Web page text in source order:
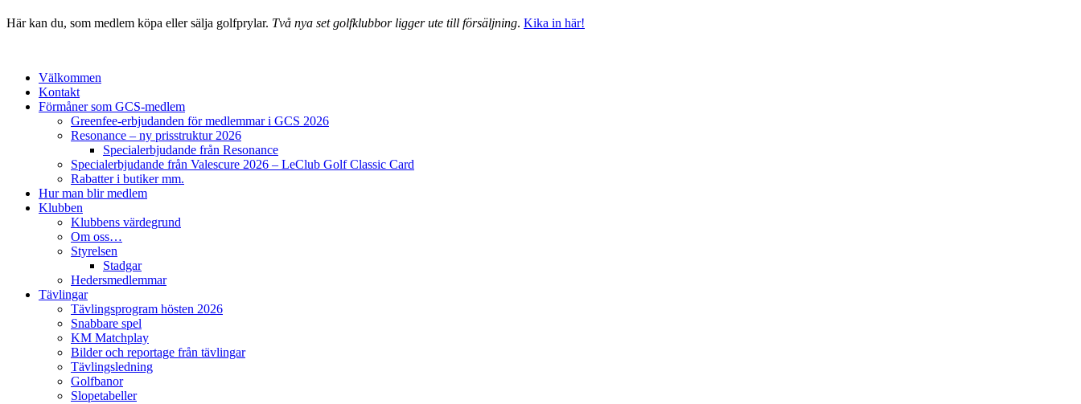
Här kan du, som medlem köpa eller sälja golfprylar. Två nya set golfklubbor ligger ute till försäljning. Kika in här!
Välkommen
Kontakt
Förmåner som GCS-medlem
Greenfee-erbjudanden för medlemmar i GCS 2026
Resonance – ny prisstruktur 2026
Specialerbjudande från Resonance
Specialerbjudande från Valescure 2026 – LeClub Golf Classic Card
Rabatter i butiker mm.
Hur man blir medlem
Klubben
Klubbens värdegrund
Om oss…
Styrelsen
Stadgar
Hedersmedlemmar
Tävlingar
Tävlingsprogram hösten 2026
Snabbare spel
KM Matchplay
Bilder och reportage från tävlingar
Tävlingsledning
Golfbanor
Slopetabeller